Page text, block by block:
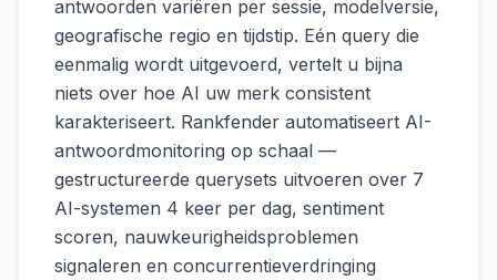
antwoorden variëren per sessie, modelversie,
geografische regio en tijdstip. Eén query die
eenmalig wordt uitgevoerd, vertelt u bijna
niets over hoe AI uw merk consistent
karakteriseert. Rankfender automatiseert AI-
antwoordmonitoring op schaal —
gestructureerde querysets uitvoeren over 7
AI-systemen 4 keer per dag, sentiment
scoren, nauwkeurigheidsproblemen
signaleren en concurrentieverdringing